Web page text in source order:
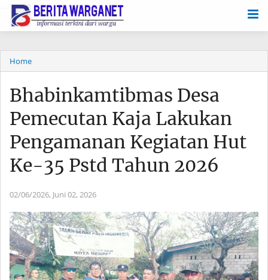
Home
Bhabinkamtibmas Desa
Pemecutan Kaja Lakukan
Pengamanan Kegiatan Hut
Ke-35 Pstd Tahun 2026
02/06/2026, Juni 02, 2026